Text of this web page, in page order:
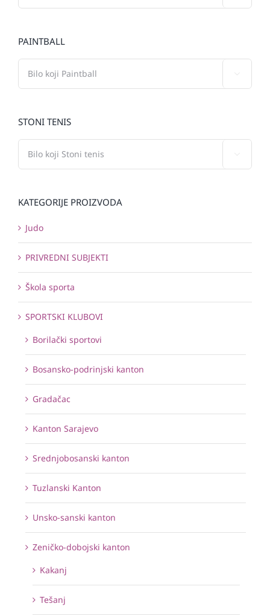
PAINTBALL
STONI TENIS
KATEGORIJE PROIZVODA
Judo
PRIVREDNI SUBJEKTI
Škola sporta
SPORTSKI KLUBOVI
Borilački sportovi
Bosansko-podrinjski kanton
Gradačac
Kanton Sarajevo
Srednjobosanski kanton
Tuzlanski Kanton
Unsko-sanski kanton
Zeničko-dobojski kanton
Kakanj
Tešanj